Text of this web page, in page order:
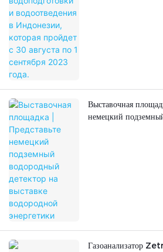
Выставочная
немецкий
Газоанализатор